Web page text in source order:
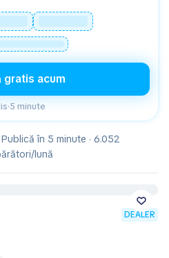
gratis acum
·5 minute
în 5 minute · 6.052
lună
DEALER